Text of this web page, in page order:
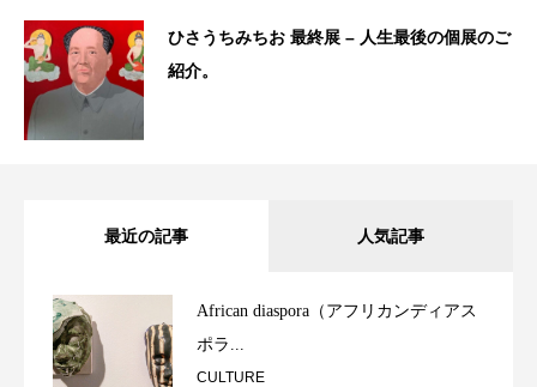
ひさうちみちお 最終展 – 人生最後の個展のご
紹介。
最近の記事 人気記事
African diaspora（アフリカンディアス
ポラ...
CULTURE